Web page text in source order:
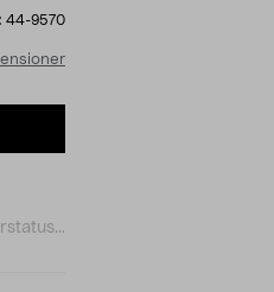
44-9570